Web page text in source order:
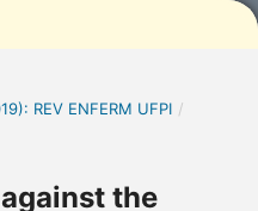
REV ENFERM UFPI /
the